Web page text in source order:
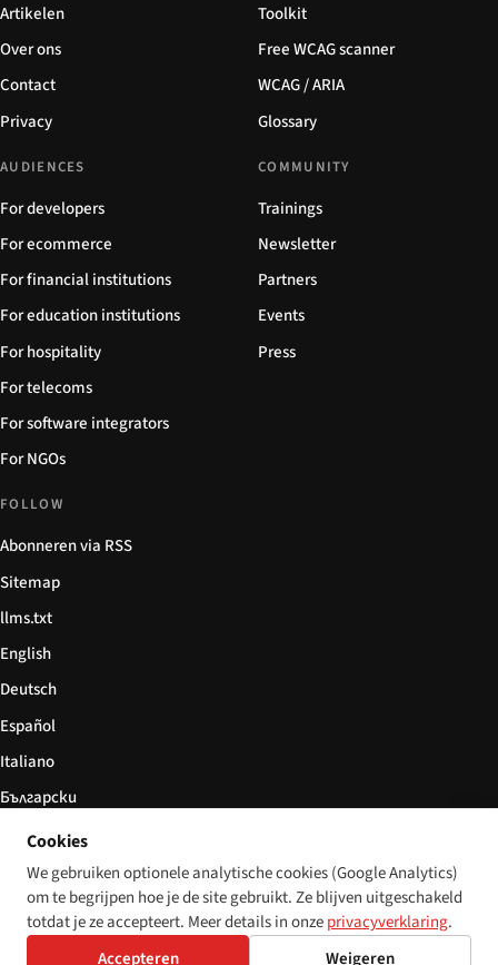
Artikelen
Over ons
Contact
Privacy
Toolkit
Free WCAG scanner
WCAG / ARIA
Glossary
AUDIENCES
For developers
For ecommerce
For financial institutions
For education institutions
For hospitality
For telecoms
For software integrators
For NGOs
COMMUNITY
Trainings
Newsletter
Partners
Events
Press
FOLLOW
Abonneren via RSS
Sitemap
llms.txt
English
Deutsch
Español
Italiano
Български
简体中文
© 2026 Disability World. Alle rechten voorbehouden. Cookie settings
Cookies
We gebruiken optionele analytische cookies (Google Analytics)
om te begrijpen hoe je de site gebruikt. Ze blijven uitgeschakeld
totdat je ze accepteert. Meer details in onzeprivacyverklaring.
Accepteren
Weigeren